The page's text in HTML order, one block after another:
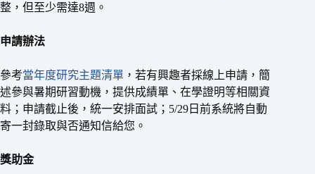
整，但至少需達8週。
申請辦法
參考當年度研究主題清單 ，若有興趣者採線上申請，簡
述參與暑期研習動機，提供成績單、在學證明等相關資
料；申請截止後，統一安排面試；5/29日前系統將自動
寄一封錄取與否通知信給您。
獎助金